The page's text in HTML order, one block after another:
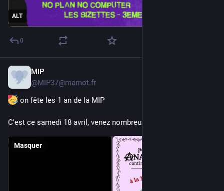
ALT
0
MIP
@MIP37@mamot.fr
on fête les 1 an de la MIP
C'est ce samedi 18 avril, venez nombreuxses
Masquer